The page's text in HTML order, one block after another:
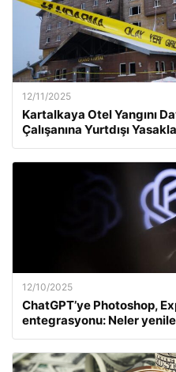
12/11/2025
Kartalkaya Otel Yangını
Çalışanına Yurtdışı
12/10/2025
ChatGPT’ye Photoshop,
entegrasyonu: Neler